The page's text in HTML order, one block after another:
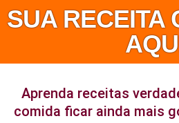
SUA RECEITA
Aprenda receitas
comida ficar ainda mais